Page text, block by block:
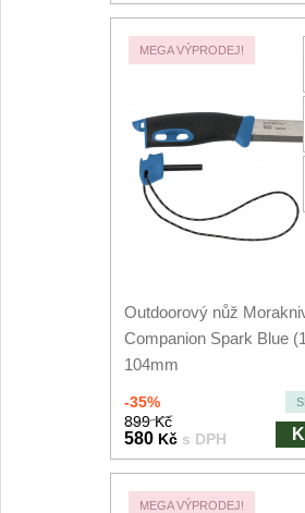
MEGA VÝPRODEJ!
Outdoorový nůž
Companion Spark Blue
104mm
-35%
899 Kč
580 Kč s DPH
MEGA VÝPRODEJ!